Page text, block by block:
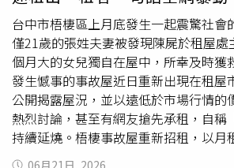
Zeitung）發布的影像顯示，警方包圍並
爆胎汽車內的駕駛人及乘客。當局則補
漢諾威（Hannover）地區，出生於德
統。◎勇敢求救並非弱者，您的痛苦有
1995◎如果您覺得痛苦、似乎沒有出路
撥打1925
台中市梧棲區上月底發生一起震驚社會
僅21歲的張姓夫妻被發現陳屍於租屋處
個月大的女兒獨自在屋中，所幸及時獲
發生憾事的事故屋近日重新出現在租屋
公開揭露屋況，並以遠低於市場行情的
熱烈討論，甚至有網友搶先承租，自稱
持續延燒。梧棲事故屋重新招租，以月
熱烈討論。（圖／翻攝自租屋網站）據
06月21日, 2026